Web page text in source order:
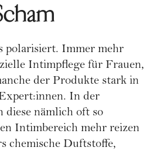
polarisiert. Immer mehr
Intimpflege für Frauen,
der Produkte stark in
In der
diese nämlich oft so
Intimbereich mehr reizen
chemische Duftstoffe,